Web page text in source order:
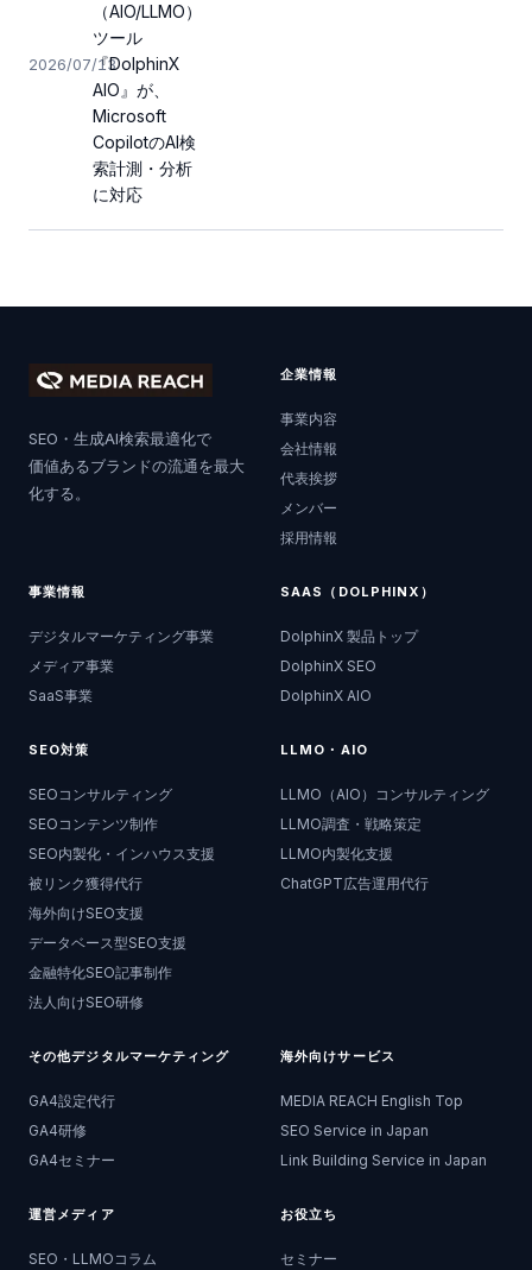
2026/07/13
（AIO/LLMO）
ツール
『DolphinX
AIO』が、
Microsoft
CopilotのAI検
索計測・分析
に対応
SEO・生成AI検索最適化で
価値あるブランドの流通を最大
化する。
企業情報
事業内容
会社情報
代表挨拶
メンバー
採用情報
事業情報
デジタルマーケティング事業
メディア事業
SaaS事業
SAAS（DOLPHINX）
DolphinX 製品トップ
DolphinX SEO
DolphinX AIO
SEO対策
SEOコンサルティング
SEOコンテンツ制作
SEO内製化・インハウス支援
被リンク獲得代行
海外向けSEO支援
データベース型SEO支援
金融特化SEO記事制作
法人向けSEO研修
LLMO・AIO
LLMO（AIO）コンサルティング
LLMO調査・戦略策定
LLMO内製化支援
ChatGPT広告運用代行
その他デジタルマーケティング
GA4設定代行
GA4研修
GA4セミナー
海外向けサービス
MEDIA REACH English Top
SEO Service in Japan
Link Building Service in Japan
運営メディア
SEO・LLMOコラム
お役立ち
セミナー